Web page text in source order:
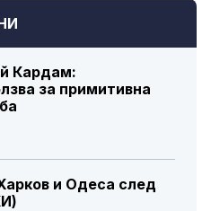
Кардам:
за примитивна
и Одеса след